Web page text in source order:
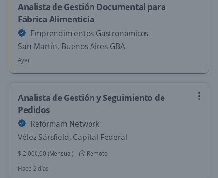
Analista de Gestión Documental para
Fábrica Alimenticia
Emprendimientos Gastronómicos
San Martín, Buenos Aires-GBA
Ayer
Analista de Gestión y Seguimiento de
Pedidos
Reformam Network
Vélez Sársfield, Capital Federal
$ 2.000,00 (Mensual)
Remoto
Hace 2 días